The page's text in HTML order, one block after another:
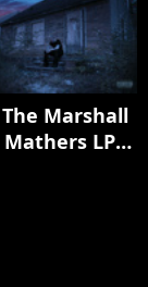
The Marshall
Mathers LP2